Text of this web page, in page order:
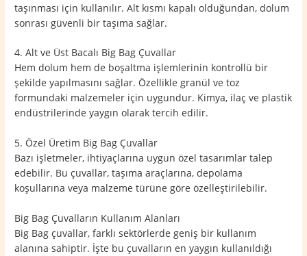
taşınması için kullanılır. Alt kısmı kapalı olduğundan, dolum
sonrası güvenli bir taşıma sağlar.
4. Alt ve Üst Bacalı Big Bag Çuvallar
Hem dolum hem de boşaltma işlemlerinin kontrollü bir
şekilde yapılmasını sağlar. Özellikle granül ve toz
formundaki malzemeler için uygundur. Kimya, ilaç ve plastik
endüstrilerinde yaygın olarak tercih edilir.
5. Özel Üretim Big Bag Çuvallar
Bazı işletmeler, ihtiyaçlarına uygun özel tasarımlar talep
edebilir. Bu çuvallar, taşıma araçlarına, depolama
koşullarına veya malzeme türüne göre özelleştirilebilir.
Big Bag Çuvalların Kullanım Alanları
Big Bag çuvallar, farklı sektörlerde geniş bir kullanım
alanına sahiptir. İşte bu çuvalların en yaygın kullanıldığı